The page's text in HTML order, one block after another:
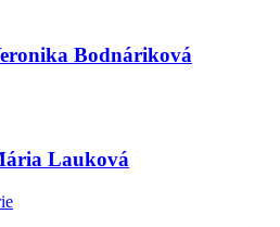
Bodnáriková
Lauková